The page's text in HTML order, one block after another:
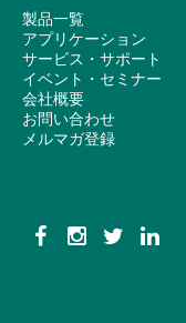
製品一覧
アプリケーション
サービス・サポート
イベント・セミナー
会社概要
お問い合わせ
メルマガ登録